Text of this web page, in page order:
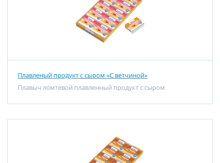
Плавленый продукт с сыром «C ветчиной»
Плавыч ломтевой плавленный продукт с сыром